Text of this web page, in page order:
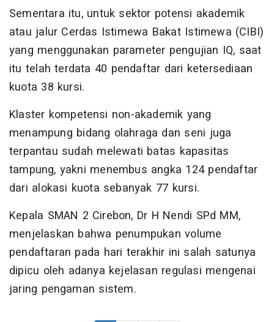
Sementara itu, untuk sektor potensi akademik
atau jalur Cerdas Istimewa Bakat Istimewa (CIBI)
yang menggunakan parameter pengujian IQ, saat
itu telah terdata 40 pendaftar dari ketersediaan
kuota 38 kursi.
Klaster kompetensi non-akademik yang
menampung bidang olahraga dan seni juga
terpantau sudah melewati batas kapasitas
tampung, yakni menembus angka 124 pendaftar
dari alokasi kuota sebanyak 77 kursi.
Kepala SMAN 2 Cirebon, Dr H Nendi SPd MM,
menjelaskan bahwa penumpukan volume
pendaftaran pada hari terakhir ini salah satunya
dipicu oleh adanya kejelasan regulasi mengenai
jaring pengaman sistem.